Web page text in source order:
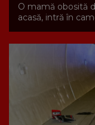
O mamă obosită
acasă, intră în